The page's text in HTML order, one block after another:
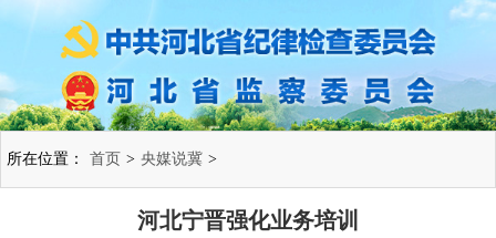
所在位置： 首页 > 央媒说冀 >
河北宁晋强化业务培训